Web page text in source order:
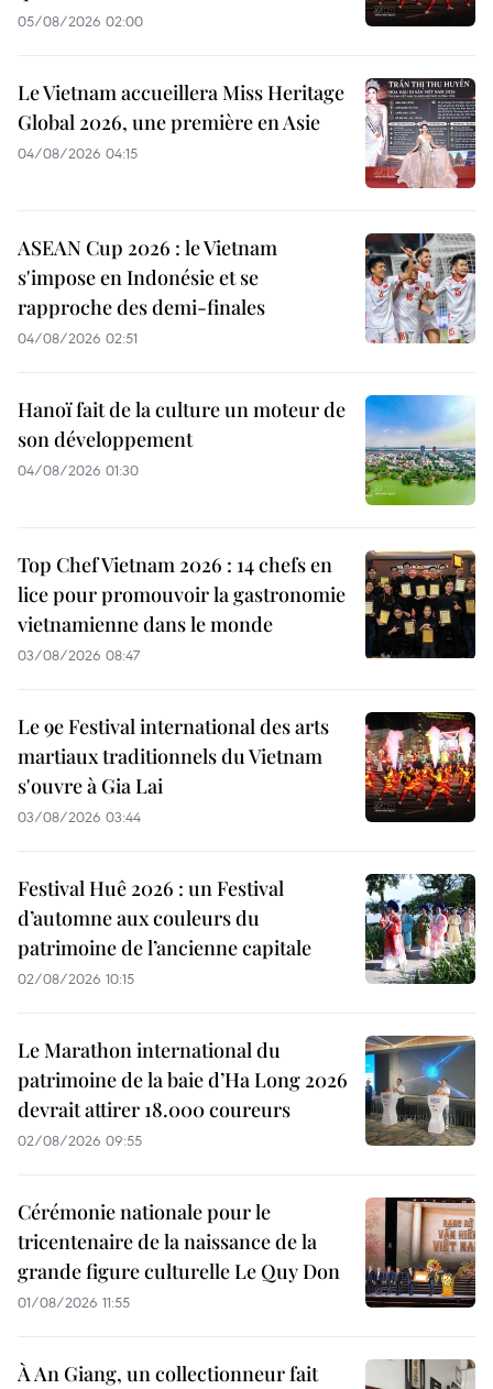
05/08/2026 02:00
Le Vietnam accueillera Miss Heritage
Global 2026, une première en Asie
04/08/2026 04:15
ASEAN Cup 2026 : le Vietnam
s'impose en Indonésie et se
rapproche des demi-finales
04/08/2026 02:51
Hanoï fait de la culture un moteur de
son développement
04/08/2026 01:30
Top Chef Vietnam 2026 : 14 chefs en
lice pour promouvoir la gastronomie
vietnamienne dans le monde
03/08/2026 08:47
Le 9e Festival international des arts
martiaux traditionnels du Vietnam
s'ouvre à Gia Lai
03/08/2026 03:44
Festival Huê 2026 : un Festival
d’automne aux couleurs du
patrimoine de l’ancienne capitale
02/08/2026 10:15
Le Marathon international du
patrimoine de la baie d’Ha Long 2026
devrait attirer 18.000 coureurs
02/08/2026 09:55
Cérémonie nationale pour le
tricentenaire de la naissance de la
grande figure culturelle Le Quy Don
01/08/2026 11:55
À An Giang, un collectionneur fait